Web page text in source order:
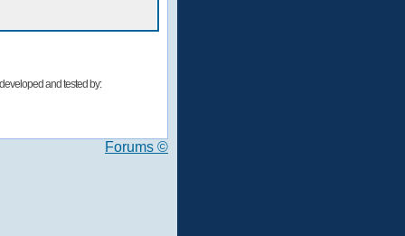
and tested by:
Forums ©